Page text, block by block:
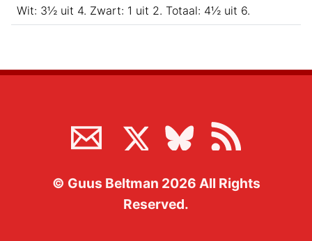
Wit: 3½ uit 4. Zwart: 1 uit 2. Totaal: 4½ uit 6.
© Guus Beltman 2026 All Rights
Reserved.